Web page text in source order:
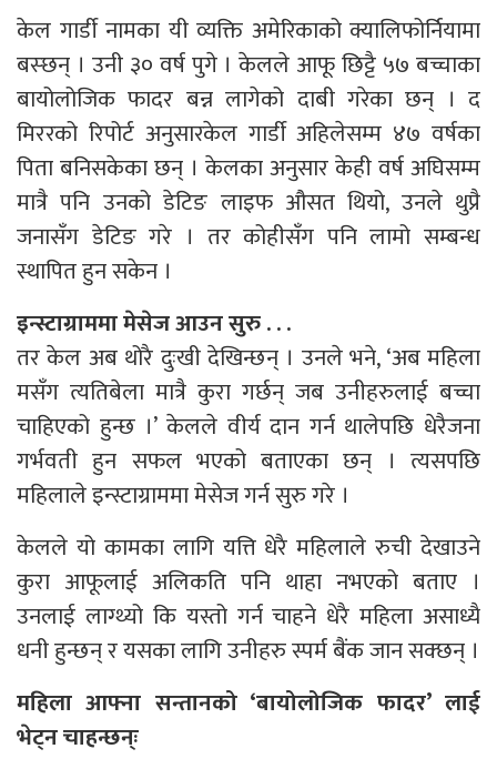
केल गार्डी नामका यी व्यक्ति अमेरिकाको क्यालिफोर्नियामा
बस्छन् । उनी ३० वर्ष पुगे । केलले आफू छिट्टै ५७ बच्चाका
बायोलोजिक फादर बन्न लागेको दाबी गरेका छन् । द
मिररको रिपोर्ट अनुसारकेल गार्डी अहिलेसम्म ४७ वर्षका
पिता बनिसकेका छन् । केलका अनुसार केही वर्ष अघिसम्म
मात्रै पनि उनको डेटिङ लाइफ औसत थियो, उनले थुप्रै
जनासँग डेटिङ गरे । तर कोहीसँग पनि लामो सम्बन्ध
स्थापित हुन सकेन ।
इन्स्टाग्राममा मेसेज आउन सुरु . . .
तर केल अब थोरै दुःखी देखिन्छन् । उनले भने, ‘अब महिला
मसँग त्यतिबेला मात्रै कुरा गर्छन् जब उनीहरुलाई बच्चा
चाहिएको हुन्छ ।’ केलले वीर्य दान गर्न थालेपछि धेरैजना
गर्भवती हुन सफल भएको बताएका छन् । त्यसपछि
महिलाले इन्स्टाग्राममा मेसेज गर्न सुरु गरे ।
केलले यो कामका लागि यत्ति धेरै महिलाले रुची देखाउने
कुरा आफूलाई अलिकति पनि थाहा नभएको बताए ।
उनलाई लाग्थ्यो कि यस्तो गर्न चाहने धेरै महिला असाध्यै
धनी हुन्छन् र यसका लागि उनीहरु स्पर्म बैंक जान सक्छन् ।
महिला आफ्ना सन्तानको ‘बायोलोजिक फादर’ लाई
भेट्न चाहन्छन्ः